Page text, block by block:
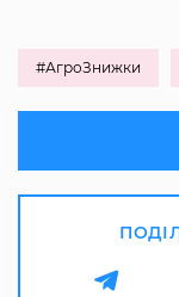
#АгроЗнижки